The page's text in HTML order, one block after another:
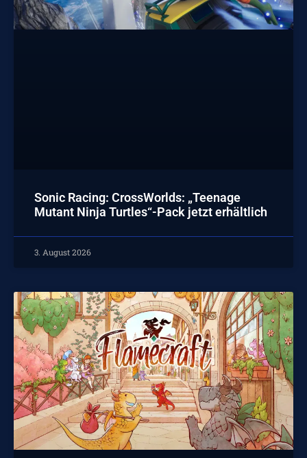
Sonic Racing: CrossWorlds: „Teenage
Mutant Ninja Turtles“-Pack jetzt erhältlich
3. August 2026